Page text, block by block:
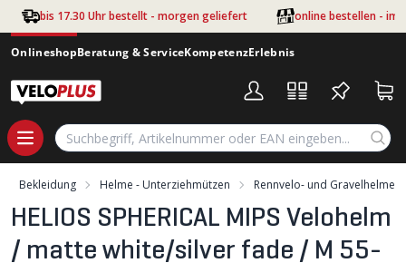
Zum Hauptinhalt springen
bis 17.30 Uhr bestellt - morgen geliefert online bestellen - im
OnlineshopBeratung & ServiceKompetenzErlebnis
Bekleidung Helme - Unterziehmützen Rennvelo- und Gravelhelme
HELIOS SPHERICAL MIPS Velohelm
/ matte white/silver fade / M 55-